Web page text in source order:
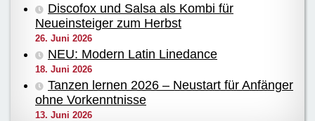
Discofox und Salsa als Kombi für
Neueinsteiger zum Herbst
26. Juni 2026
NEU: Modern Latin Linedance
18. Juni 2026
Tanzen lernen 2026 – Neustart für Anfänger
ohne Vorkenntnisse
13. Juni 2026